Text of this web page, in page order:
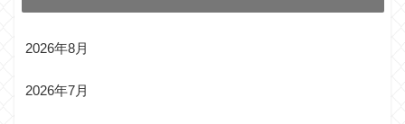
2026年8月
2026年7月